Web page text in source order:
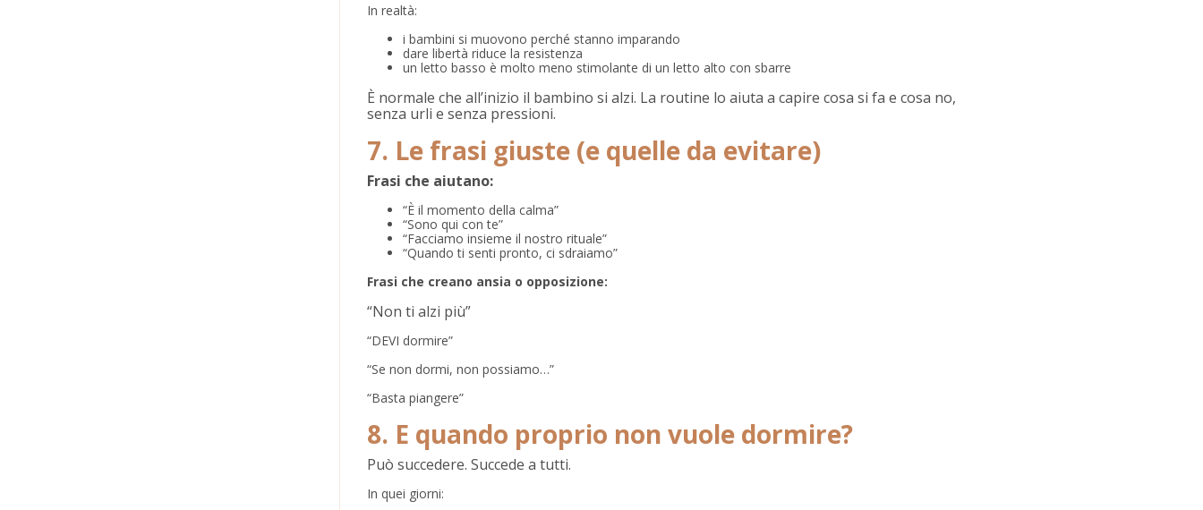
In realtà:
i bambini si muovono perché stanno imparando
dare libertà riduce la resistenza
un letto basso è molto meno stimolante di un letto alto con sbarre
È normale che all’inizio il bambino si alzi. La routine lo aiuta a capire cosa si fa e cosa no,
senza urli e senza pressioni.
7. Le frasi giuste (e quelle da evitare)
Frasi che aiutano:
“È il momento della calma”
“Sono qui con te”
“Facciamo insieme il nostro rituale”
“Quando ti senti pronto, ci sdraiamo”
Frasi che creano ansia o opposizione:
“Non ti alzi più”
“DEVI dormire”
“Se non dormi, non possiamo…”
“Basta piangere”
8. E quando proprio non vuole dormire?
Può succedere. Succede a tutti.
In quei giorni: